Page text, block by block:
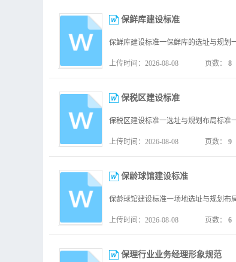
保鲜库建设标准
上传时间：2026-08-08 页数： 8
保税区建设标准
上传时间：2026-08-08 页数： 9
保龄球馆建设标准
上传时间：2026-08-08 页数： 6
保理行业业务经理形象规范